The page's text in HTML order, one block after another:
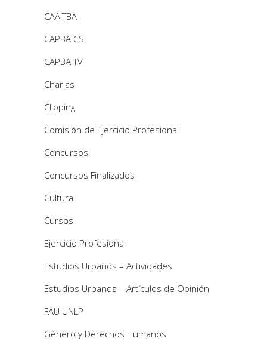
CAAITBA
CAPBA CS
CAPBA TV
Charlas
Clipping
Comisión de Ejercicio Profesional
Concursos
Concursos Finalizados
Cultura
Cursos
Ejercicio Profesional
Estudios Urbanos – Actividades
Estudios Urbanos – Artículos de Opinión
FAU UNLP
Género y Derechos Humanos